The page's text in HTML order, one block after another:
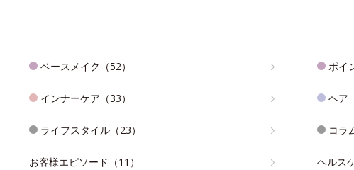
ベースメイク（52） ポイ
インナーケア（33） ヘア
ライフスタイル（23） コラ
お客様エピソード（11） ヘルス